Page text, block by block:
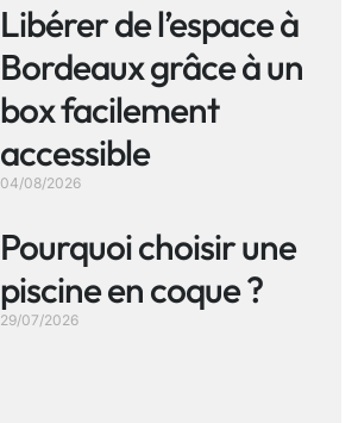
Libérer de l’espace à
Bordeaux grâce à un
box facilement
accessible
04/08/2026
Pourquoi choisir une
piscine en coque ?
29/07/2026